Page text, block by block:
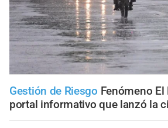
Gestión de Riesgo Fenómeno
portal informativo que lanzó la